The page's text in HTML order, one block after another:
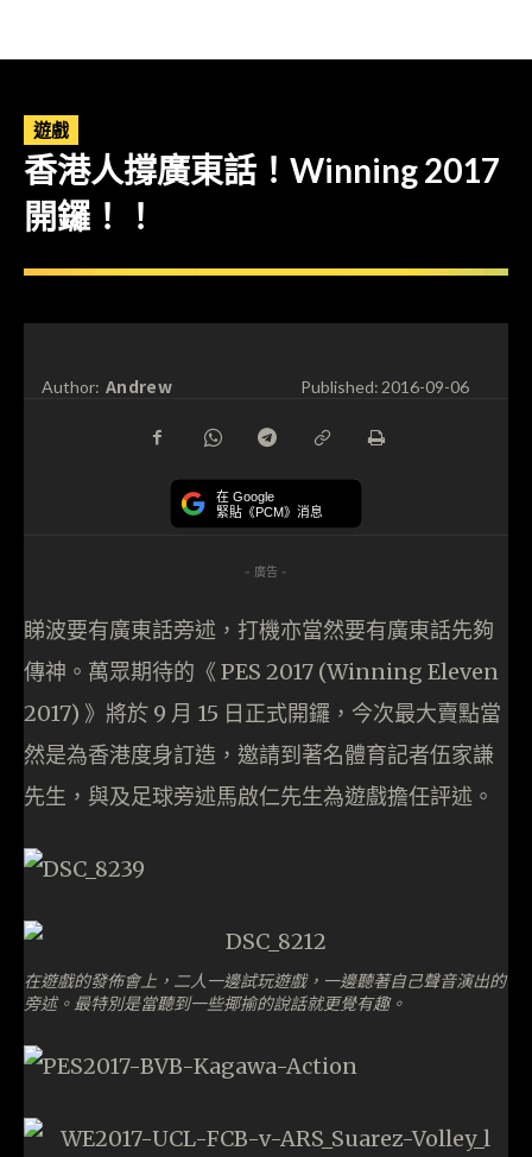
遊戲
香港人撐廣東話！Winning 2017
開鑼！！
Author: Andrew Published:2016-09-06
在 Google
緊貼《PCM》消息
- 廣告 -
睇波要有廣東話旁述，打機亦當然要有廣東話先夠
傳神。萬眾期待的《 PES 2017 (Winning Eleven
2017) 》將於 9 月 15 日正式開鑼，今次最大賣點當
然是為香港度身訂造，邀請到著名體育記者伍家謙
先生，與及足球旁述馬啟仁先生為遊戲擔任評述。
在遊戲的發佈會上，二人一邊試玩遊戲，一邊聽著自己聲音演出的
旁述。最特別是當聽到一些揶揄的說話就更覺有趣。